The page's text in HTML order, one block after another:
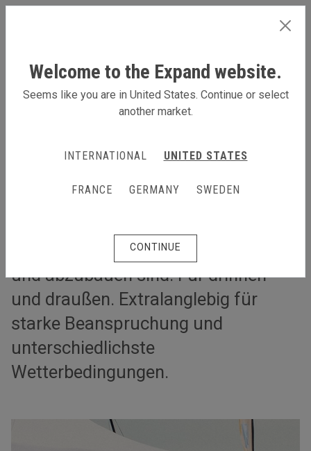
Mobile Events & Roadshows
Mobile Events & Roadshows
transportieren und superschnell auf-
und abzubauen sind. Für drinnen
und draußen. Extralanglebig für
starke Beanspruchung und
unterschiedlichste
Wetterbedingungen.
Welcome to the Expand website.
Seems like you are in United States. Continue or select
another market.
INTERNATIONAL UNITED STATES
FRANCE GERMANY SWEDEN
CONTINUE